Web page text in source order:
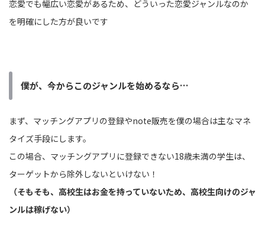
恋愛でも幅広い恋愛があるため、どういった恋愛ジャンルなのか
を明確にした方が良いです
僕が、今からこのジャンルを始めるなら…
まず、マッチングアプリの登録やnote販売を僕の場合は主なマネ
タイズ手段にします。
この場合、マッチングアプリに登録できない18歳未満の学生は、
ターゲットから除外しないといけない！
（そもそも、高校生はお金を持っていないため、高校生向けのジャ
ンルは稼げない）